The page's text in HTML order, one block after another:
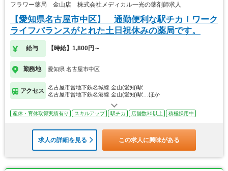
フラワー薬局 金山店 株式会社メディカル一光の薬剤師求人
【愛知県名古屋市中区】 通勤便利な駅チカ！ワーク
ライフバランスがとれた土日祝休みの薬局です。
給与 【時給】1,800円～
勤務地 愛知県 名古屋市中区
アクセス
名古屋市営地下鉄名城線 金山(愛知)駅
名古屋市営地下鉄名港線 金山(愛知)駅…ほか
産休・育休取得実績有り スキルアップ 駅チカ 店舗数30以上 積極採用中
求人の詳細を見る この求人に興味がある